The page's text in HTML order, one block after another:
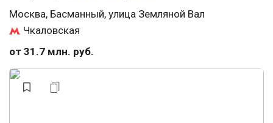
Москва, Басманный, улица Земляной Вал
Чкаловская
от 31.7 млн. руб.